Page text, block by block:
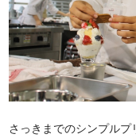
さっきまでのシンプルプ